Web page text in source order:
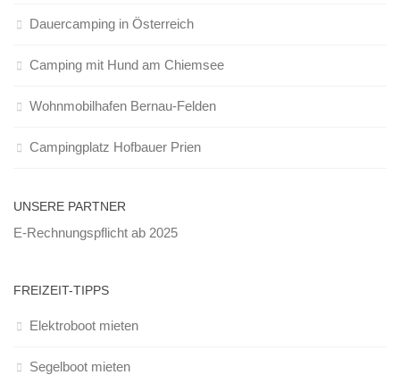
Dauercamping in Österreich
Camping mit Hund am Chiemsee
Wohnmobilhafen Bernau-Felden
Campingplatz Hofbauer Prien
UNSERE PARTNER
E-Rechnungspflicht ab 2025
FREIZEIT-TIPPS
Elektroboot mieten
Segelboot mieten